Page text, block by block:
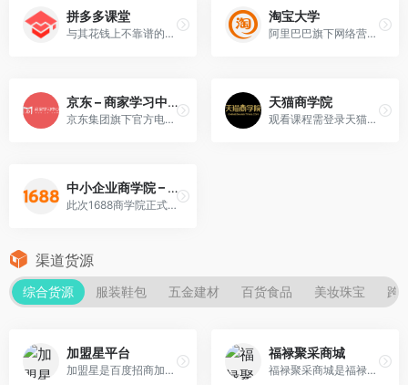
拼多多课堂
与其花钱上不靠谱的培训机构，不如去看看拼多多官方课程~
淘宝大学
阿里巴巴旗下网络营销培训机构，权威、专业的电商知识库。
京东 – 商家学习中心
京东集团旗下官方电商培训品牌
天猫商学院
观看课程需登录天猫店铺主/子帐号，C店无权观看
中小企业商学院 – 1688商学院
此次1688商学院正式更名为中小企业商学院，这代表着原来基于1688网站的电商基操培训模式将会升级，中小企业商学院将在电商基操培训上进行培训内容的扩展、围绕电商人才培训、企业管……
渠道货源
综合货源 服装鞋包 五金建材 百货食品 美妆珠宝 跨
加盟星平台
加盟星是百度招商加盟行业垂直搜索引擎，打造权威项目认证和评估体系，精准直连创业者和项目方，提供一站式项目咨询和服务，助力轻松创业。为创业者提供各类加盟品牌，包括加盟费用、加盟条件、加盟电话、加盟政策、加盟扶持等创业者关心的招商加盟项目信息，帮助创业者直联项目方，获得最新最全的项目信息。
福禄聚采商城
福禄聚采商城是福禄控股旗下一站式数字商品采购平台,主要业务有：爱奇艺/腾讯/优酷视频会员,QQ/优酷音乐会员,喜马拉雅音频会员,美团/奈雪/肯德基生活服务卡券,奈雪的茶礼品卡,京东E卡,游戏点卡,会员数字商品批发采购,兑换码,欢迎选购